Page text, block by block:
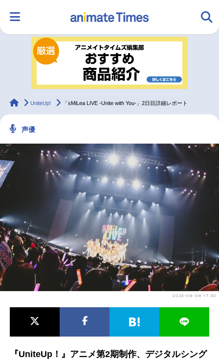
ランキング アニメ
ラジオ
配信・Vtuber 無料マンガ
アニメ記事一覧 声優記事一覧
アニメ映画一覧
今期アニメ曜日別一覧
春アニメ 夏アニメ
男性声優/女性声優一覧
animateTimes
UniteUp! 「sMiLea LIVE -Unite with You-」2日目詳細レポート
声優
2023-08-08 17:30
『UniteUp！』アニメ第2期制作、デジタルシング